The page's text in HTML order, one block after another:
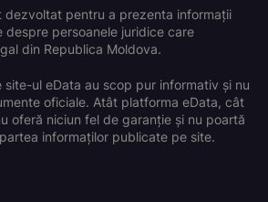
dezvoltat pentru a prezenta informații
despre persoanele juridice care
din Republica Moldova.
site-ul eData au scop pur informativ și nu
oficiale. Atât platforma eData, cât
oferă niciun fel de garanție și nu poartă
informaților publicate pe site.